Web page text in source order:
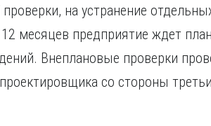
на устранение
месяцев предприятие ждет
Внеплановые проверки
со стороны